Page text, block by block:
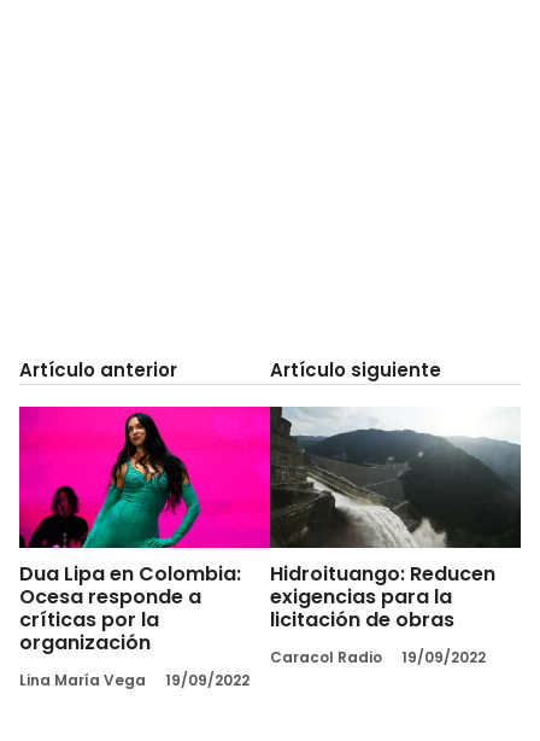
Artículo anterior
Dua Lipa en Colombia:
Ocesa responde a
críticas por la
organización
Lina María Vega 19/09/2022
Artículo siguiente
Hidroituango: Reducen
exigencias para la
licitación de obras
Caracol Radio 19/09/2022